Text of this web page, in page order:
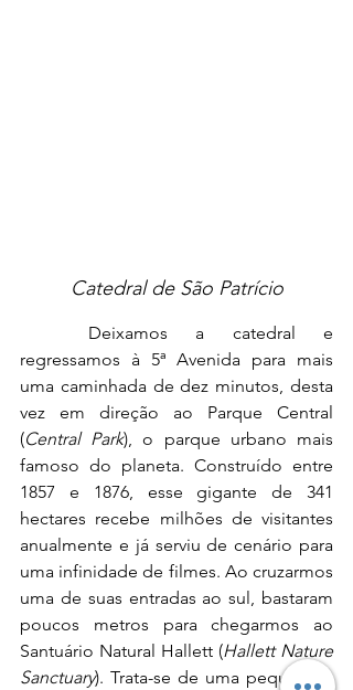
Catedral de São Patrício
regressamos à 5ª Avenida para mais
uma caminhada de dez minutos, desta
vez em direção ao Parque Central
(Central Park), o parque urbano mais
famoso do planeta. Construído entre
1857 e 1876, esse gigante de 341
hectares recebe milhões de visitantes
anualmente e já serviu de cenário para
uma infinidade de filmes. Ao cruzarmos
uma de suas entradas ao sul, bastaram
poucos metros para chegarmos ao
Santuário Natural Hallett (Hallett Nature
Sanctuary). Trata-se de uma pequena e